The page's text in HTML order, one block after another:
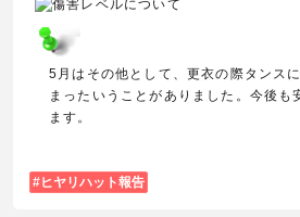
5月はその他として、更衣の際タンス
まったいうことがありました。今後も
ます。
ヒヤリハット報告